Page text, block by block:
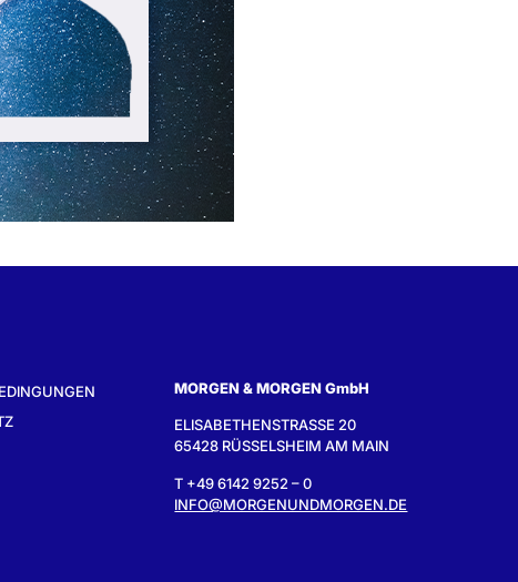
MORGEN & MORGEN GmbH
ELISABETHENSTRASSE 20
65428 RÜSSELSHEIM AM MAIN
T +49 6142 9252 – 0
INFO@MORGENUNDMORGEN.DE